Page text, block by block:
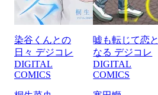
染谷くんとの
日々 デジコレ
DIGITAL
COMICS
嘘も転じて恋と
なる デジコレ
DIGITAL
COMICS